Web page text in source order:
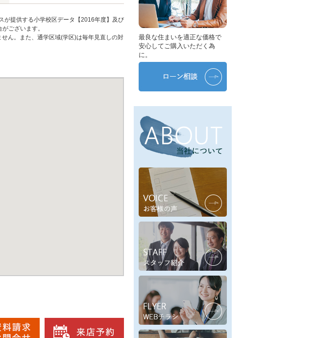
が提供する小学校区データ【2016年度】及び
ございます。
ん。また、通学区域(学区)は毎年見直しの対
最良な住まいを適正な価格で
安心してご購入いただく為
に。